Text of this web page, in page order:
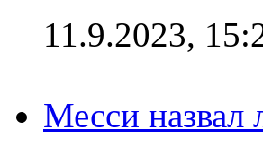
11.9.2023,
Месси назвал